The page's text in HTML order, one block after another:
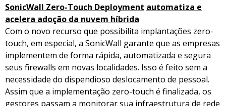
SonicWall Zero-Touch Deployment automatiza e
acelera adoção da nuvem híbrida
Com o novo recurso que possibilita implantações zero-
touch, em especial, a SonicWall garante que as empresas
implementem de forma rápida, automatizada e segura
seus firewalls em novas localidades. Isso é feito sem a
necessidade do dispendioso deslocamento de pessoal.
Assim que a implementação zero-touch é finalizada, os
gestores passam a monitorar sua infraestrutura de rede